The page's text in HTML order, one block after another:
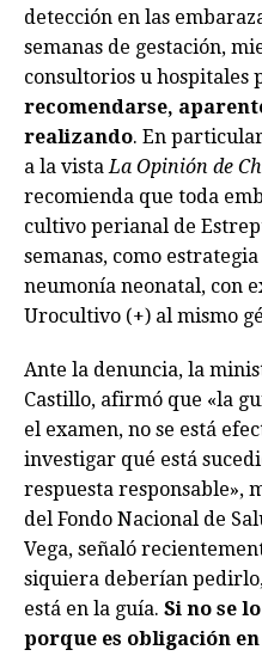
detección en las
semanas de gestación,
consultorios u hospitales
recomendarse,
realizando. En
a la vistaLa Opinión de
recomienda que toda
cultivo perianal de
semanas, como
neumonía neonatal, con
Urocultivo (+) al mismo
Ante la denuncia, la
Castillo, afirmó que «la
el examen, no se está
investigar qué está
respuesta responsable»,
del Fondo Nacional de
Vega, señaló
siquiera deberían
está en la guía. Si no se
porque es obligación